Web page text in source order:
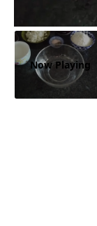
Now Playing